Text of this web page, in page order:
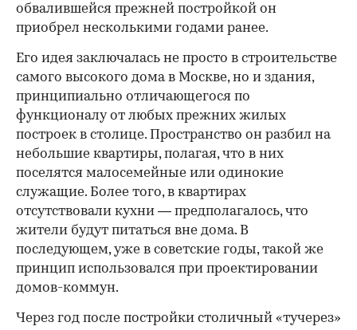
обвалившейся прежней постройкой он
приобрел несколькими годами ранее.
Его идея заключалась не просто в строительстве
самого высокого дома в Москве, но и здания,
принципиально отличающегося по
функционалу от любых прежних жилых
построек в столице. Пространство он разбил на
небольшие квартиры, полагая, что в них
поселятся малосемейные или одинокие
служащие. Более того, в квартирах
отсутствовали кухни — предполагалось, что
жители будут питаться вне дома. В
последующем, уже в советские годы, такой же
принцип использовался при проектировании
домов-коммун.
Через год после постройки столичный «тучерез»